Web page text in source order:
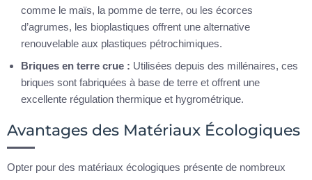
comme le maïs, la pomme de terre, ou les écorces
d’agrumes, les bioplastiques offrent une alternative
renouvelable aux plastiques pétrochimiques.
Briques en terre crue : Utilisées depuis des millénaires, ces
briques sont fabriquées à base de terre et offrent une
excellente régulation thermique et hygrométrique.
Avantages des Matériaux Écologiques
Opter pour des matériaux écologiques présente de nombreux